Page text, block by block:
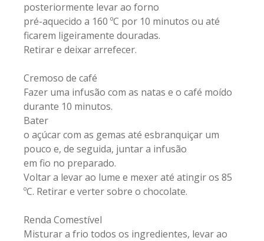
posteriormente levar ao forno
pré-aquecido a 160 ºC por 10 minutos ou até
ficarem ligeiramente douradas.
Retirar e deixar arrefecer.
Cremoso de café
Fazer uma infusão com as natas e o café moído
durante 10 minutos.
Bater
o açúcar com as gemas até esbranquiçar um
pouco e, de seguida, juntar a infusão
em fio no preparado.
Voltar a levar ao lume e mexer até atingir os 85
ºC. Retirar e verter sobre o chocolate.
Renda Comestível
Misturar a frio todos os ingredientes, levar ao